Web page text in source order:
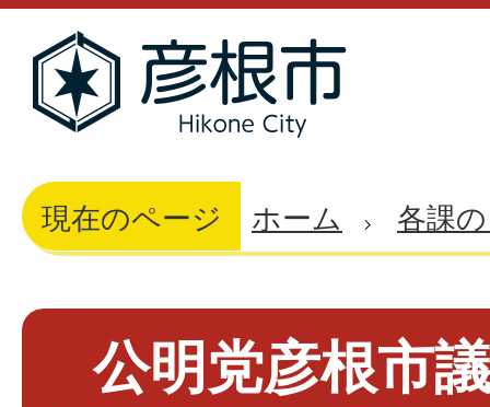
現在のページ ホーム 各課
公明党彦根市